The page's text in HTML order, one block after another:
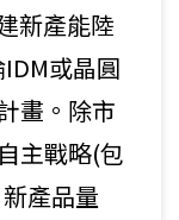
新產能陸
或晶圓
畫。除市
主戰略(包
產品量